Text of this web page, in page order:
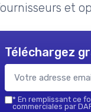
et
Téléchargez
* En remplissant ce
commerciales par